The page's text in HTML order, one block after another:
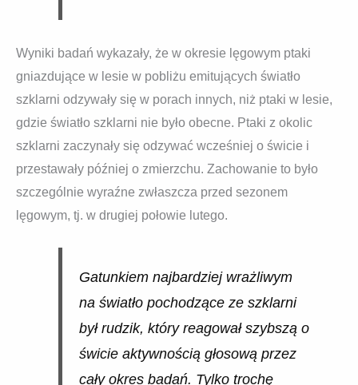
Wyniki badań wykazały, że w okresie lęgowym ptaki
gniazdujące w lesie w pobliżu emitujących światło
szklarni odzywały się w porach innych, niż ptaki w lesie,
gdzie światło szklarni nie było obecne. Ptaki z okolic
szklarni zaczynały się odzywać wcześniej o świcie i
przestawały później o zmierzchu. Zachowanie to było
szczególnie wyraźne zwłaszcza przed sezonem
lęgowym, tj. w drugiej połowie lutego.
Gatunkiem najbardziej wrażliwym
na światło pochodzące ze szklarni
był rudzik, który reagował szybszą o
świcie aktywnością głosową przez
cały okres badań. Tylko trochę